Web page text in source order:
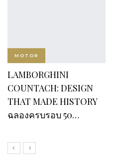
GT Auto เชิญคุณและน้อง
หมามาร่วมสนุกกันในงาน
NAME YOUR DEAL…